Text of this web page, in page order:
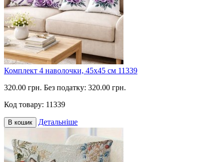
Комплект 4 наволочки, 45х45 см 11339
320.00 грн. Без податку: 320.00 грн.
Код товару: 11339
В кошик Детальніше